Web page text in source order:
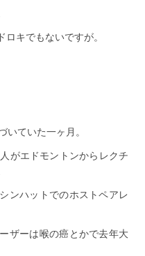
キでもないですが。
ていた一ヶ月。
がエドモントンからレクチ
ンハットでのホストペアレ
ザーは喉の癌とかで去年大